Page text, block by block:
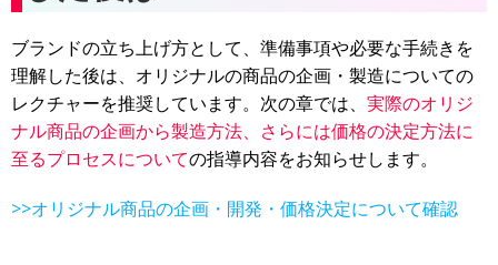
ブランドの立ち上げ方として、準備事項や必要な手続きを
理解した後は、オリジナルの商品の企画・製造についての
レクチャーを推奨しています。次の章では、 実際のオリジ
ナル商品の企画から製造方法、さらには価格の決定方法に
至るプロセスについての指導内容をお知らせします。
>>オリジナル商品の企画・開発・価格決定について確認